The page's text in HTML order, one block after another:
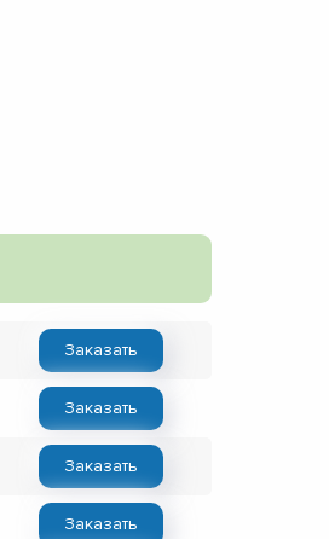
Заказать
Заказать
Заказать
Заказать